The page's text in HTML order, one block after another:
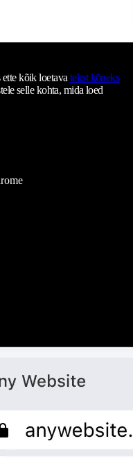
kõik loetava tekst kõneks
selle kohta, mida loed